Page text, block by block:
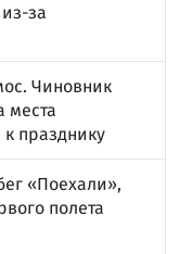
за
Чиновник
места
празднику
«Поехали»,
полета